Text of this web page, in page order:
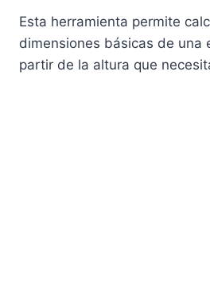
Esta herramienta permite
dimensiones básicas de una
partir de la altura que